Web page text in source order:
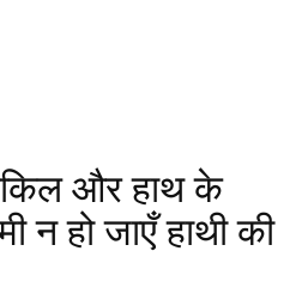
और हाथ के
न हो जाएँ हाथी की